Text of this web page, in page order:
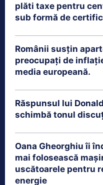
plăti taxe pentru
sub formă de
Românii susțin
preocupați de
media europeană.
Răspunsul lui
schimbă tonul
Oana Gheorghiu îi
mai folosească
uscătoarele pentru
energie